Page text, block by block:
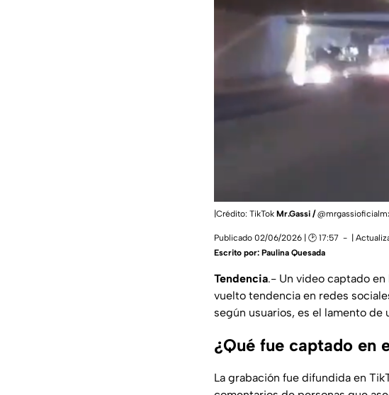
|Crédito: TikTok Mr.Gassi /
Publicado 02/06/2026 | 🕑 17:57 |
Escrito por: Paulina Quesada
Tendencia.- Un video captado en
vuelto tendencia en redes
según usuarios, es el lamento de
¿Qué fue captado en
La grabación fue difundida en